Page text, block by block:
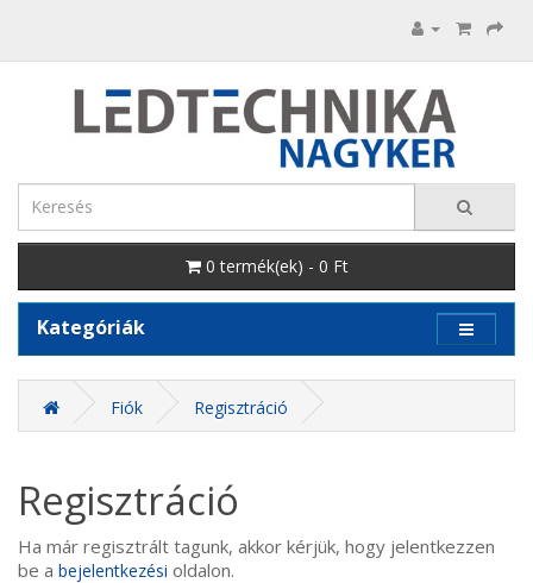
0 termék(ek) - 0 Ft
Kategóriák
Fiók Regisztráció
Regisztráció
Ha már regisztrált tagunk, akkor kérjük, hogy jelentkezzen
be a bejelentkezési oldalon.